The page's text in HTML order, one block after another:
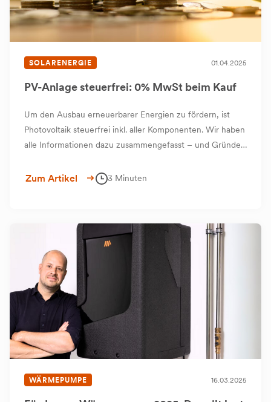
SOLARENERGIE 01.04.2025
PV-Anlage steuerfrei: 0% MwSt beim Kauf
Um den Ausbau erneuerbarer Energien zu fördern, ist
Photovoltaik steuerfrei inkl. aller Komponenten. Wir haben
alle Informationen dazu zusammengefasst – und Gründe
Ergänzung zu unserem PVT-System ist.
Zum Artikel 3 Minuten
WÄRMEPUMPE 16.03.2025